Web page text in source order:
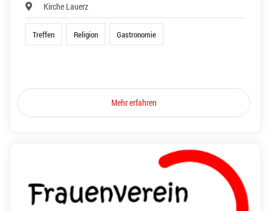
Kirche Lauerz
Treffen Religion Gastronomie
Mehr erfahren